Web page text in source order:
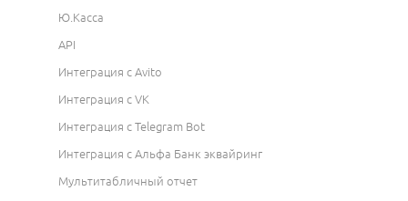
Ю.Касса
API
Интеграция с Avito
Интеграция с VK
Интеграция с Telegram Bot
Интеграция с Альфа Банк эквайринг
Мультитабличный отчет